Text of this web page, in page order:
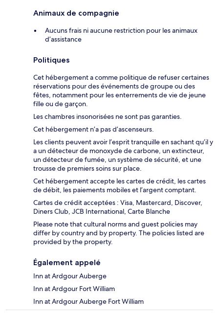
Animaux de compagnie
Aucuns frais ni aucune restriction pour les animaux
d’assistance
Politiques
Cet hébergement a comme politique de refuser certaines
réservations pour des événements de groupe ou des
fêtes, notamment pour les enterrements de vie de jeune
fille ou de garçon.
Les chambres insonorisées ne sont pas garanties.
Cet hébergement n’a pas d’ascenseurs.
Les clients peuvent avoir l’esprit tranquille en sachant qu’il y
a un détecteur de monoxyde de carbone, un extincteur,
un détecteur de fumée, un système de sécurité, et une
trousse de premiers soins sur place.
Cet hébergement accepte les cartes de crédit, les cartes
de débit, les paiements mobiles et l’argent comptant.
Cartes de crédit acceptées : Visa, Mastercard, Discover,
Diners Club, JCB International, Carte Blanche
Please note that cultural norms and guest policies may
differ by country and by property. The policies listed are
provided by the property.
Également appelé
Inn at Ardgour Auberge
Inn at Ardgour Fort William
Inn at Ardgour Auberge Fort William